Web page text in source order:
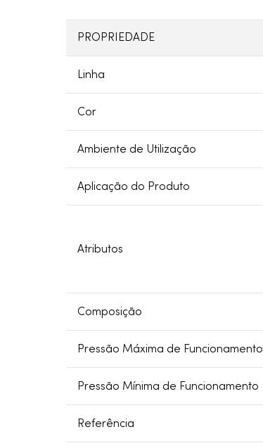
PROPRIEDADE
Linha
Cor
Ambiente de Utilização
Aplicação do Produto
Atributos
Composição
Pressão Máxima de Funcionamento
Pressão Mínima de Funcionamento
Referência